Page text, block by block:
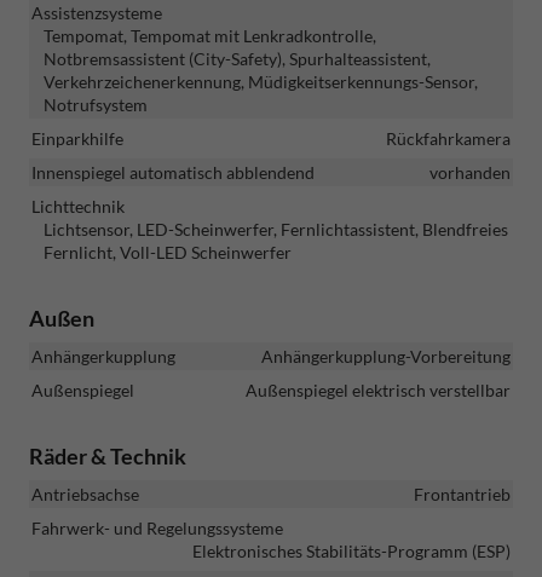
Assistenzsysteme
Tempomat, Tempomat mit Lenkradkontrolle,
Notbremsassistent (City-Safety), Spurhalteassistent,
Verkehrzeichenerkennung, Müdigkeitserkennungs-Sensor,
Notrufsystem
Einparkhilfe
Rückfahrkamera
Innenspiegel automatisch abblendend
vorhanden
Lichttechnik
Lichtsensor, LED-Scheinwerfer, Fernlichtassistent, Blendfreies
Fernlicht, Voll-LED Scheinwerfer
Außen
Anhängerkupplung
Anhängerkupplung-Vorbereitung
Außenspiegel
Außenspiegel elektrisch verstellbar
Räder & Technik
Antriebsachse
Frontantrieb
Fahrwerk- und Regelungssysteme
Elektronisches Stabilitäts-Programm (ESP)